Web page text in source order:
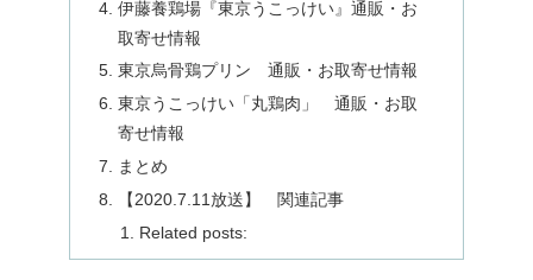
伊藤養鶏場『東京うこっけい』通販・お
取寄せ情報
東京烏骨鶏プリン 通販・お取寄せ情報
東京うこっけい「丸鶏肉」 通販・お取
寄せ情報
まとめ
【2020.7.11放送】 関連記事
Related posts: